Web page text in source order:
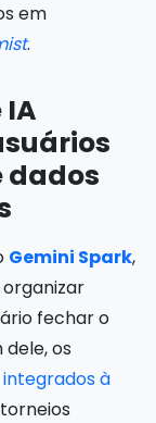
em
.
dados
Gemini Spark,
fechar o
os
integrados à